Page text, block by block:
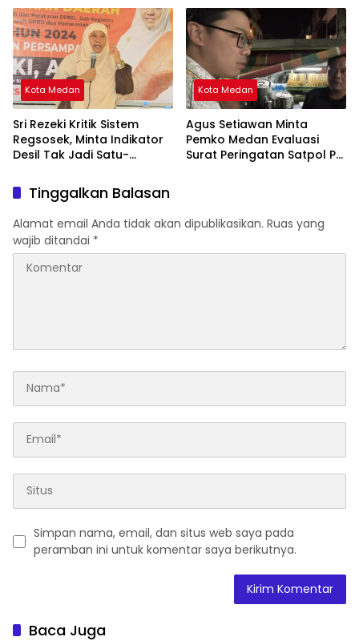
Wewenang
Narkoba
Kota Medan
Sri Rezeki Kritik Sistem
Regsosek, Minta Indikator
Desil Tak Jadi Satu-
Bansos
Kota Medan
Agus Setiawan Minta
Pemko Medan Evaluasi
Surat Peringatan Satpol PP
Tinggalkan Balasan
Alamat email Anda tidak akan dipublikasikan. Ruas yang
wajib ditandai *
Simpan nama, email, dan situs web saya pada
peramban ini untuk komentar saya berikutnya.
Baca Juga